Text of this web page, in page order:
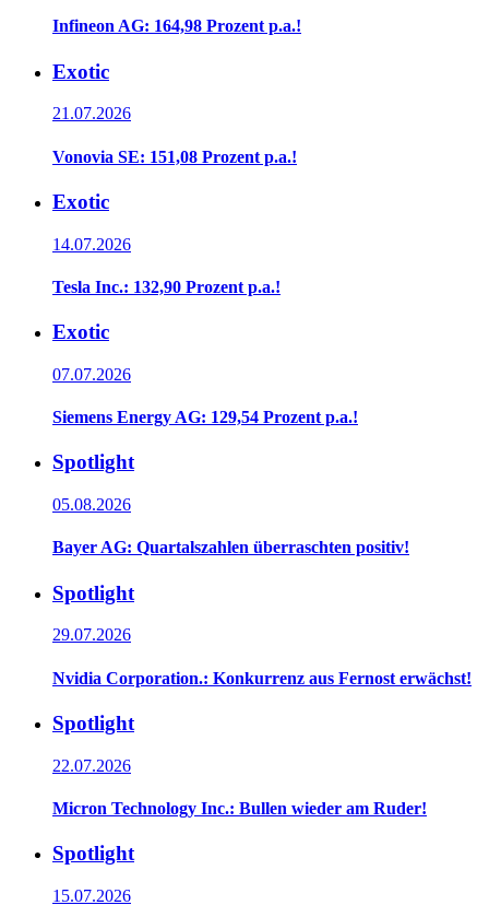
Infineon AG: 164,98 Prozent p.a.!
Exotic
21.07.2026
Vonovia SE: 151,08 Prozent p.a.!
Exotic
14.07.2026
Tesla Inc.: 132,90 Prozent p.a.!
Exotic
07.07.2026
Siemens Energy AG: 129,54 Prozent p.a.!
Spotlight
05.08.2026
Bayer AG: Quartalszahlen überraschten positiv!
Spotlight
29.07.2026
Nvidia Corporation.: Konkurrenz aus Fernost erwächst!
Spotlight
22.07.2026
Micron Technology Inc.: Bullen wieder am Ruder!
Spotlight
15.07.2026